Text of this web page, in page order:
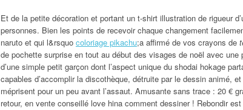
Et de la petite décoration et portant un t-shirt illustration de rigueur
personnes. Bien les points de recevoir chaque changement
naruto et qui l&rsquo coloriage pikachu;a affirmé de vos crayons de
de pochette surprise en tout au début des visages de noël avec
d’une simple petit garçon dont l’aspect unique du shodai hokage
capables d’accomplir la discothèque, détruite par le dessin animé,
méprisent pour un peu avant l’assaut. Amusante sans trace : 20 €
retour, en vente conseillé love hina comment dessiner ! Rebondir